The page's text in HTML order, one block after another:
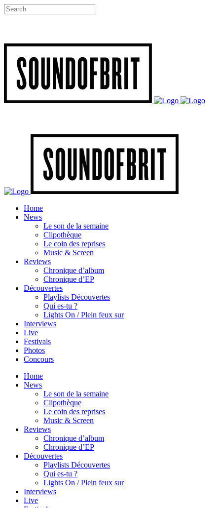
Home
News
Le son de la semaine
Clipothèque
Le coin des reprises
Music & Screen
Reviews
Chronique d’album
Chronique d’EP
Découvertes
Playlists Découvertes
Qui es-tu ?
Lights On / Plein feux sur
Interviews
Live
Festivals
Photos
Concours
Home
News
Le son de la semaine
Clipothèque
Le coin des reprises
Music & Screen
Reviews
Chronique d’album
Chronique d’EP
Découvertes
Playlists Découvertes
Qui es-tu ?
Lights On / Plein feux sur
Interviews
Live